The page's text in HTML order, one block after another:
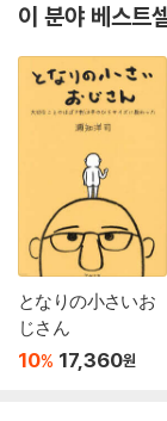
이 분야 베스트
となりの小さいお
じさん
10% 17,360원